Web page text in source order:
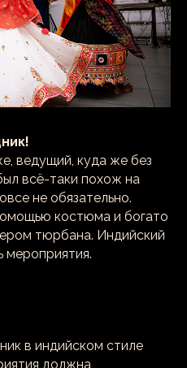
ведущий, куда же без
всё-таки похож на
не обязательно.
костюма и богато
тюрбана. Индийский
мероприятия.
в индийском стиле
должна